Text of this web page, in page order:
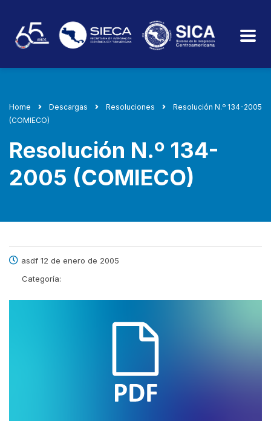
Home Descargas Resoluciones
Resolución N.º 134-2005
(COMIECO)
Resolución N.º 134-
2005 (COMIECO)
asdf 12 de enero de 2005
Categoría: